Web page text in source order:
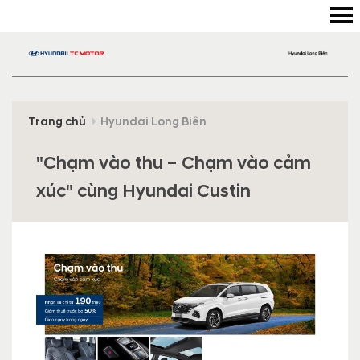
Trang chủ Hyundai Long Biên
"Chạm vào thu – Chạm vào cảm
xúc" cùng Hyundai Custin